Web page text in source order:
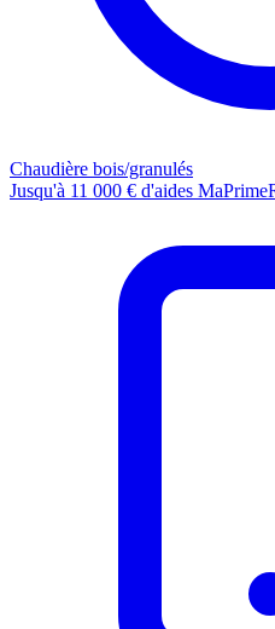
Chaudière bois/granulés
Jusqu'à 11 000 € d'aides